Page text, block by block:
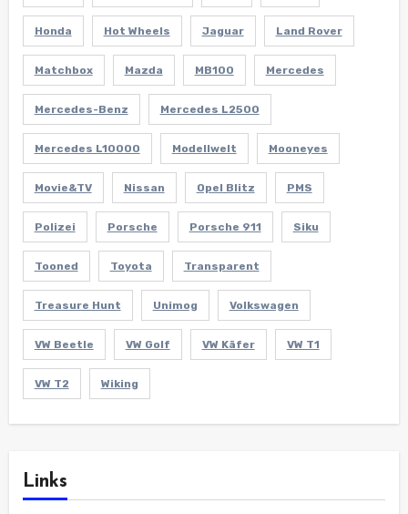
Honda Hot Wheels Jaguar Land Rover
Matchbox Mazda MB100 Mercedes
Mercedes-Benz Mercedes L2500
Mercedes L10000 Modellwelt Mooneyes
Movie&TV Nissan Opel Blitz PMS
Polizei Porsche Porsche 911 Siku
Tooned Toyota Transparent
Treasure Hunt Unimog Volkswagen
VW Beetle VW Golf VW Käfer VW T1
VW T2 Wiking
Links